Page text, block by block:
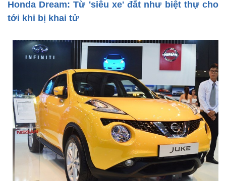
Honda Dream: Từ 'siêu xe' đắt như biệt thự cho
tới khi bị khai tử